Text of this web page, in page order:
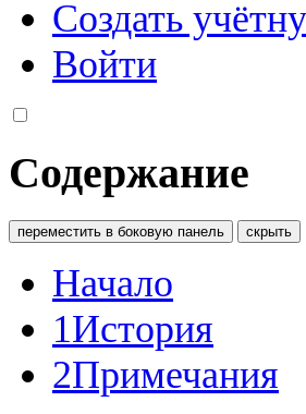
Создать
Войти
Содержание
переместить в боковую панель скрыть
Начало
1История
2Примечания